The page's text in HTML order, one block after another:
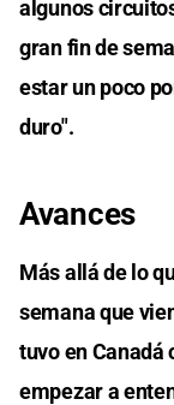
algunos
gran fin de
estar un poco
duro".
Avances
Más allá de lo
semana que
tuvo en Canadá
empezar a